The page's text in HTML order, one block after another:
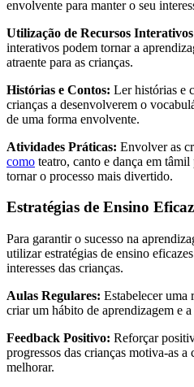
envolvente para manter o seu
Utilização de Recursos
interativos podem tornar a
atraente para as crianças.
Histórias e Contos: Ler histórias e
crianças a desenvolverem o
de uma forma envolvente.
Atividades Práticas: Envolver as
como teatro, canto e dança em
tornar o processo mais divertido.
Estratégias de Ensino
Para garantir o sucesso na
utilizar estratégias de ensino
interesses das crianças.
Aulas Regulares: Estabelecer uma
criar um hábito de aprendizagem e
Feedback Positivo: Reforçar
progressos das crianças motiva-as a
melhorar.